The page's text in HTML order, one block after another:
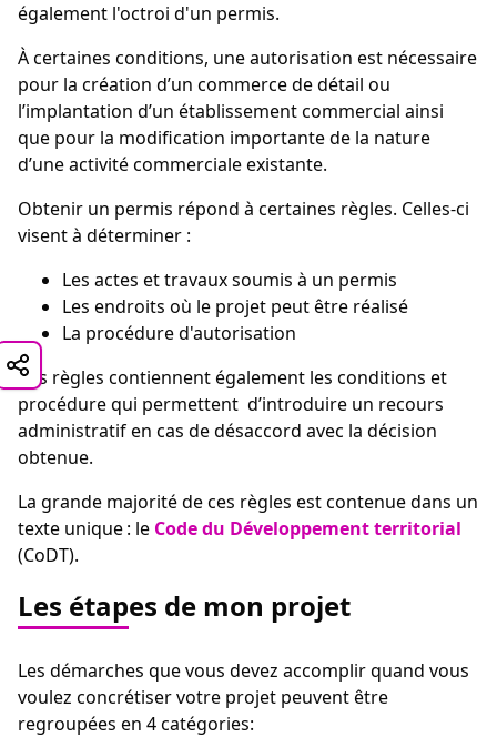
également l'octroi d'un permis.
À certaines conditions, une autorisation est nécessaire
pour la création d’un commerce de détail ou
l’implantation d’un établissement commercial ainsi
que pour la modification importante de la nature
d’une activité commerciale existante.
Obtenir un permis répond à certaines règles. Celles-ci
visent à déterminer :
Les actes et travaux soumis à un permis
Les endroits où le projet peut être réalisé
La procédure d'autorisation
Ces règles contiennent également les conditions et
procédure qui permettent d’introduire un recours
administratif en cas de désaccord avec la décision
obtenue.
La grande majorité de ces règles est contenue dans un
texte unique : le Code du Développement territorial
(CoDT).
Les étapes de mon projet
Les démarches que vous devez accomplir quand vous
voulez concrétiser votre projet peuvent être
regroupées en 4 catégories: